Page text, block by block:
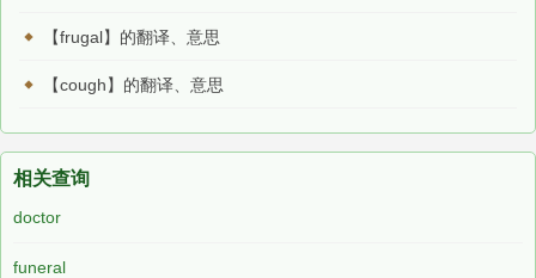
【frugal】的翻译、意思
【cough】的翻译、意思
相关查询
doctor
funeral